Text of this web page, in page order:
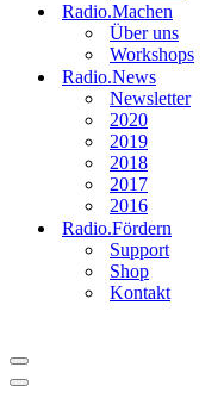
Radio.Machen
Über uns
Workshops
Radio.News
Newsletter
2020
2019
2018
2017
2016
Radio.Fördern
Support
Shop
Kontakt
Navigationsmenü
Navigationsmenü